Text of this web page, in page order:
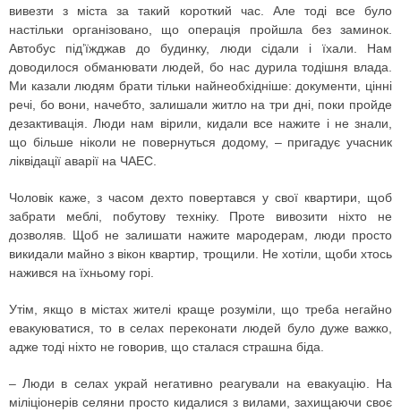
вивезти з міста за такий короткий час. Але тоді все було
настільки організовано, що операція пройшла без заминок.
Автобус під’їжджав до будинку, люди сідали і їхали. Нам
доводилося обманювати людей, бо нас дурила тодішня влада.
Ми казали людям брати тільки найнеобхідніше: документи, цінні
речі, бо вони, начебто, залишали житло на три дні, поки пройде
дезактивація. Люди нам вірили, кидали все нажите і не знали,
що більше ніколи не повернуться додому, – пригадує учасник
ліквідації аварії на ЧАЕС.
Чоловік каже, з часом дехто повертався у свої квартири, щоб
забрати меблі, побутову техніку. Проте вивозити ніхто не
дозволяв. Щоб не залишати нажите мародерам, люди просто
викидали майно з вікон квартир, трощили. Не хотіли, щоби хтось
нажився на їхньому горі.
Утім, якщо в містах жителі краще розуміли, що треба негайно
евакуюватися, то в селах переконати людей було дуже важко,
адже тоді ніхто не говорив, що сталася страшна біда.
– Люди в селах украй негативно реагували на евакуацію. На
міліціонерів селяни просто кидалися з вилами, захищаючи своє